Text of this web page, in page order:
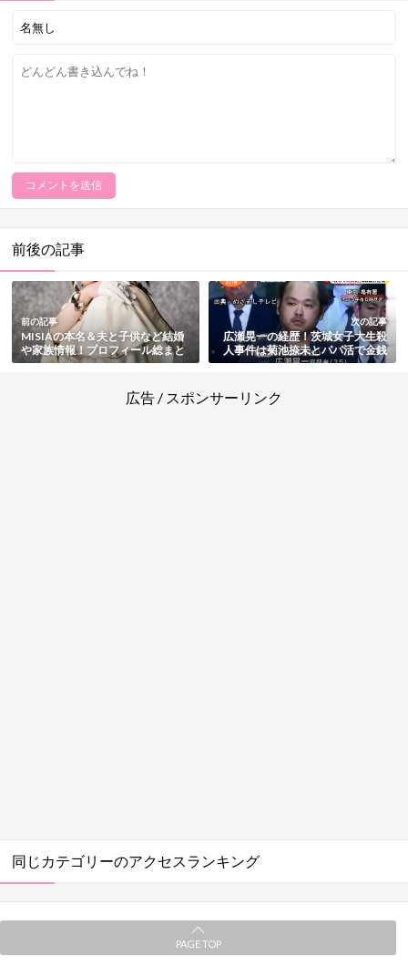
前後の記事
前の記事
MISIAの本名＆夫と子供など結婚
や家族情報！プロフィール総まと
め
次の記事
広瀬晃一の経歴！茨城女子大生殺
人事件は菊池捺未とパパ活で金銭
トラブル・接点はオンラインゲー
広告 / スポンサーリンク
同じカテゴリーのアクセスランキング
PAGE TOP